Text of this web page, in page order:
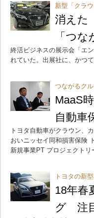
新型「クラ
消えた
「つ
終活ビジネスの展示会「エ
れていた。出展社に、かつ
つながるク
MaaS
自動車
トヨタ自動車がクラウン、
おいニッセイ同和損害保険
新規事業PT プロジェクトリ
トヨタの新
18年春
グ 注